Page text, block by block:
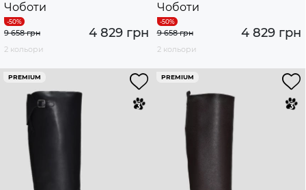
Чоботи
4 829 грн
9 658 грн
2 кольори
Чоботи
4 829 грн
9 658 грн
2 кольори
PREMIUM PREMIUM